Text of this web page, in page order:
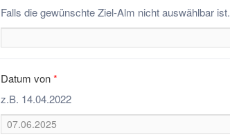
Falls die gewünschte Ziel-Alm nicht auswählbar ist.
Datum von*
z.B. 14.04.2022